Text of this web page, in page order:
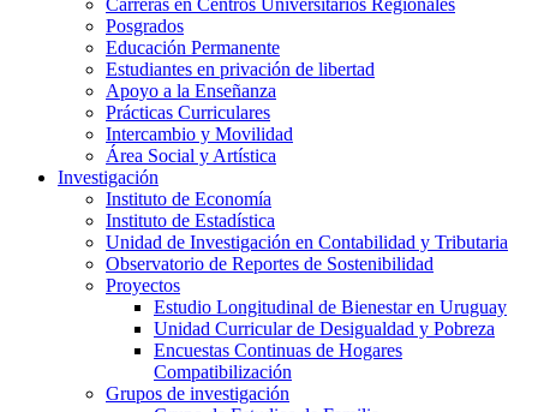
Posgrados
Educación Permanente
Estudiantes en privación de libertad
Apoyo a la Enseñanza
Prácticas Curriculares
Intercambio y Movilidad
Área Social y Artística
Investigación
Instituto de Economía
Instituto de Estadística
Unidad de Investigación en Contabilidad y Tributaria
Observatorio de Reportes de Sostenibilidad
Proyectos
Estudio Longitudinal de Bienestar en Uruguay
Unidad Curricular de Desigualdad y Pobreza
Encuestas Continuas de Hogares
Compatibilización
Grupos de investigación